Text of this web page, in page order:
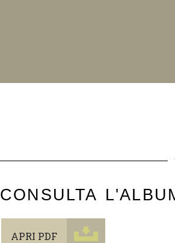
CONSULTA
APRI PDF